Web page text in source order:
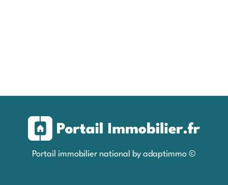
Portail immobilier national by adaptimmo ©